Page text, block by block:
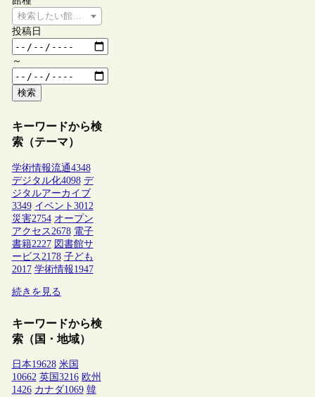
検索したい館種を選択してください
投稿日
～
検索
キーワードから検
索（テーマ）
学術情報流通4348
デジタル化4098 デ
ジタルアーカイブ
3349 イベント 3012
災害2754 オープン
アクセス 2678 電子
書籍2227 図書館サ
ービス 2178 子ども
2017 学術情報1947
続きを見る
キーワードから検
索（国・地域）
日本19628 米国
10662 英国 3216 欧州
1426 カナダ1069 韓